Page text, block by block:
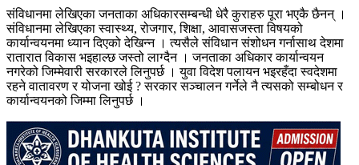
संविधानमा लेखिएका जनताका अधिकारसम्बन्धी धेरै कुराहरु पूरा भएकै छैनन् ।
संविधानमा लेखिएका स्वास्थ्य, रोजगार, शिक्षा, आवासजस्ता विषयको
कार्यान्वयनमा ध्यान दिएको देखिन्न । त्यसैले संविधान संशोधन गर्नासाथ देशमा
रातारात विकास भइहाल्छ जस्तो लाग्दैन । जनताका अधिकार कार्यान्वयन
नगरेको जिम्मेवारी सरकारले लिनुपर्छ । युवा विदेश पलायन भइरहँदा स्वदेशमा
रहने वातावरण र योजना खोई ? सरकार सञ्चालन गर्नेले नै त्यसको सम्बोधन र
कार्यान्वयनको जिम्मा लिनुपर्छ ।